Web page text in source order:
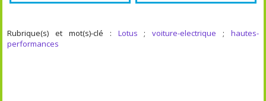
Rubrique(s) et mot(s)-clé : Lotus ;voiture-electrique ; hautes-
performances